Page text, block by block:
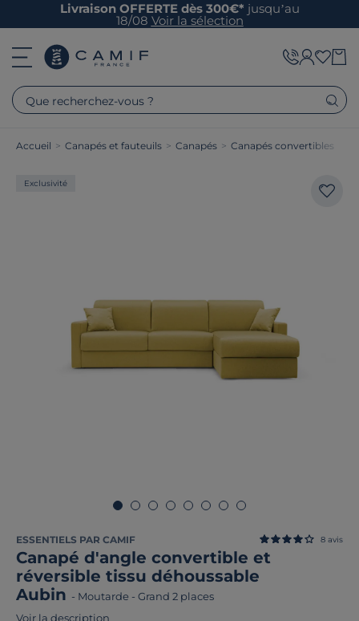
Livraison OFFERTE dès 300€* jusqu’au
18/08 Voir la sélection
Que recherchez-vous ?
Accueil > Canapés et fauteuils > Canapés > Canapés convertibles
Exclusivité
ESSENTIELS PAR CAMIF
Canapé d'angle convertible et
réversible tissu déhoussable
Aubin - Moutarde - Grand 2 places
8 avis
Voir la description